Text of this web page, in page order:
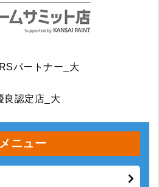
メニュー